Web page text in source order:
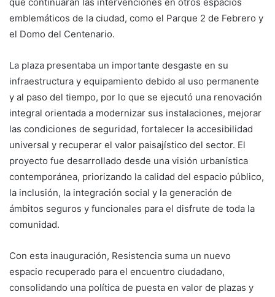
emblemáticos de la ciudad, como el Parque 2 de Febrero y
el Domo del Centenario.
La plaza presentaba un importante desgaste en su
infraestructura y equipamiento debido al uso permanente
y al paso del tiempo, por lo que se ejecutó una renovación
integral orientada a modernizar sus instalaciones, mejorar
las condiciones de seguridad, fortalecer la accesibilidad
universal y recuperar el valor paisajístico del sector. El
proyecto fue desarrollado desde una visión urbanística
contemporánea, priorizando la calidad del espacio público,
la inclusión, la integración social y la generación de
ámbitos seguros y funcionales para el disfrute de toda la
comunidad.
Con esta inauguración, Resistencia suma un nuevo
espacio recuperado para el encuentro ciudadano,
consolidando una política de puesta en valor de plazas y